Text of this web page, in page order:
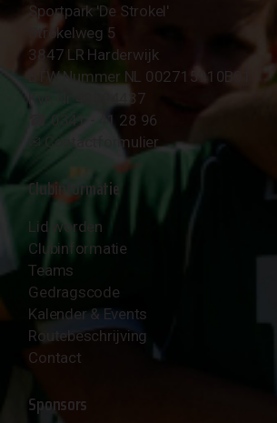
Sportpark 'De Strokel'
Strokelweg 5
3847 LR Harderwijk
BTW Nummer NL 002715910B01
KvK Nr 40094437
☎︎ 0341 - 41 28 96
✉︎ Contactformulier
Clubinformatie
Lid worden
Clubinformatie
Teams
Gedragscode
Kalender & Events
Routebeschrijving
Contact
Sponsors